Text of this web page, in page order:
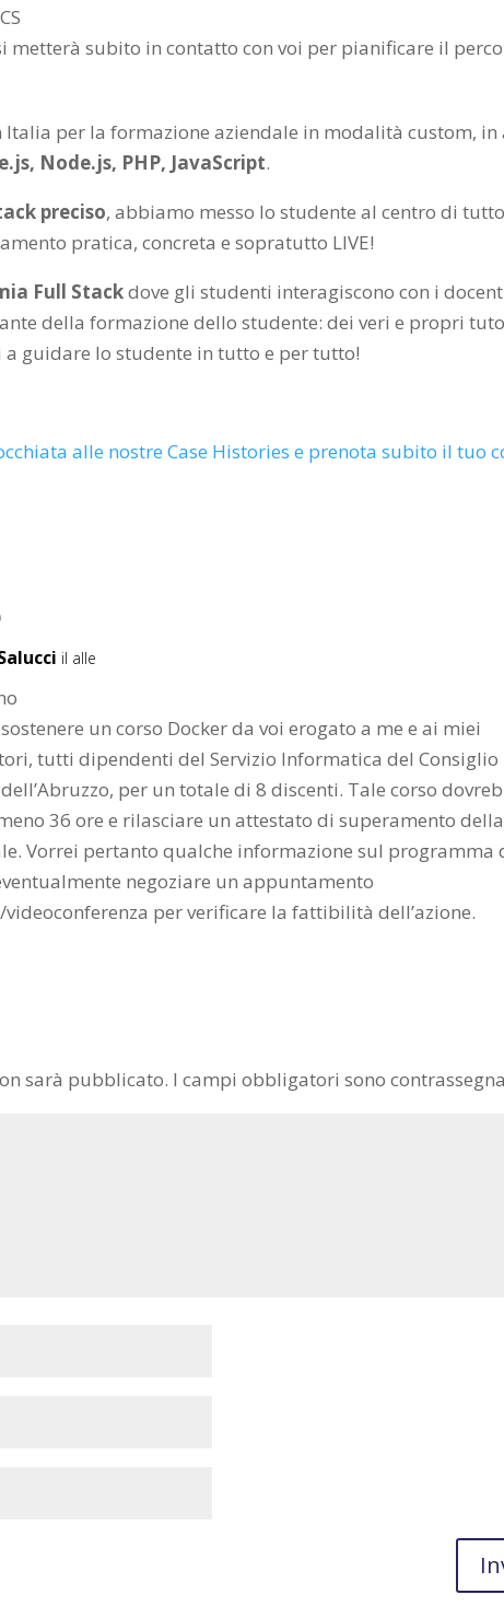
metterà subito in contatto con voi per pianificare il
per la formazione aziendale in modalità custom, in
Node.js, PHP, JavaScript.
preciso, abbiamo messo lo studente al centro di
pratica, concreta e sopratutto LIVE!
Full Stackdove gli studenti interagiscono con i
della formazione dello studente: dei veri e propri
guidare lo studente in tutto e per tutto!
alle nostre Case Histories e prenota subito il tuo
il alle
un corso Docker da voi erogato a me e ai miei
tutti dipendenti del Servizio Informatica del Consiglio
per un totale di 8 discenti. Tale corso
36 ore e rilasciare un attestato di superamento della
Vorrei pertanto qualche informazione sul programma
negoziare un appuntamento
per verificare la fattibilità dell’azione.
sarà pubblicato. I campi obbligatori sono